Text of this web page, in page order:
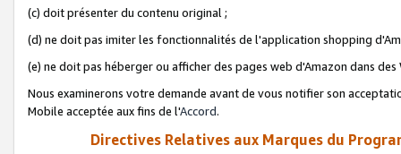
(c) doit présenter du contenu original ;
(d) ne doit pas imiter les fonctionnalités de l'application shopping
(e) ne doit pas héberger ou afficher des pages web d'Amazon dans
Nous examinerons votre demande avant de vous notifier son
Mobile acceptée aux fins de l'Accord.
Directives Relatives aux Marques du